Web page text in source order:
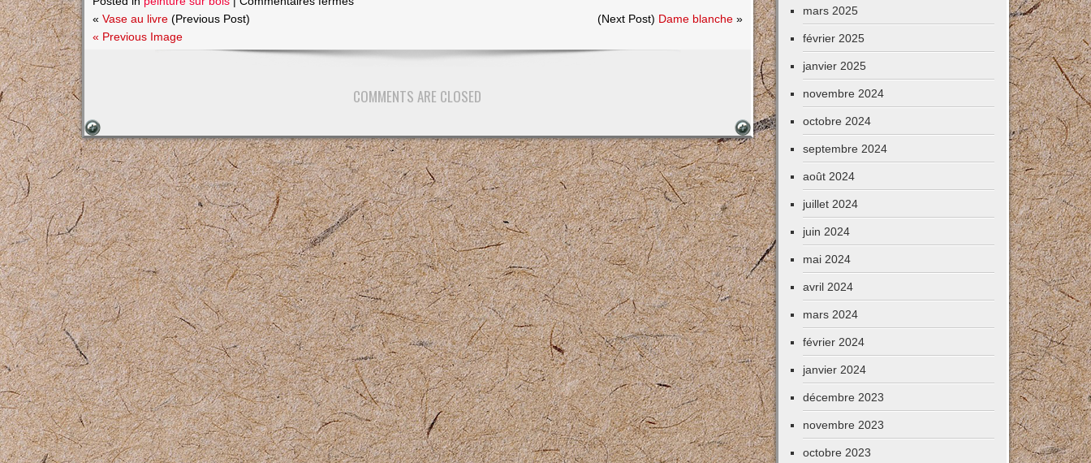
« Vase au livre(Previous Post) (Next Post) Dame blanche»
« Previous Image
COMMENTS ARE CLOSED
mars 2025
février 2025
janvier 2025
novembre 2024
octobre 2024
septembre 2024
août 2024
juillet 2024
juin 2024
mai 2024
avril 2024
mars 2024
février 2024
janvier 2024
décembre 2023
novembre 2023
octobre 2023